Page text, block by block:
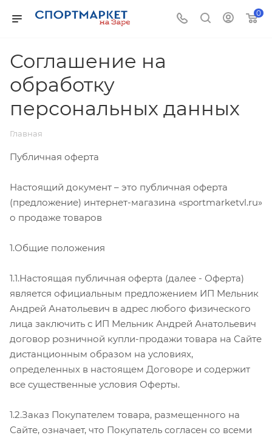
0
Соглашение на
обработку
персональных данных
Главная
Публичная оферта
Настоящий документ – это публичная оферта
(предложение) интернет-магазина «sportmarketvl.ru»
о продаже товаров
1.Общие положения
1.1.Настоящая публичная оферта (далее - Оферта)
является официальным предложением ИП Мельник
Андрей Анатольевич в адрес любого физического
лица заключить с ИП Мельник Андрей Анатольевич
договор розничной купли-продажи товара на Сайте
дистанционным образом на условиях,
определенных в настоящем Договоре и содержит
все существенные условия Оферты.
1.2.Заказ Покупателем товара, размещенного на
Сайте, означает, что Покупатель согласен со всеми